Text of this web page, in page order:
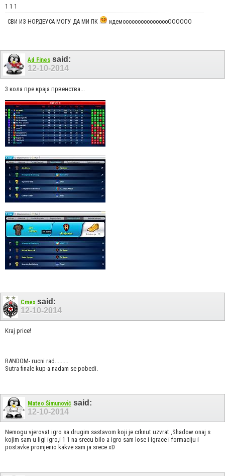
1 1 1
СВИ ИЗ НОРДЕУСА МОГУ ДА МИ ПК идемоооооооооооооооОООООО
Ad Fines said:
12-10-2014
3 кола пре краја првенства...
Cmexsaid:
12-10-2014
Kraj price!
RANDOM- rucni rad.........
Sutra finale kup-a nadam se pobedi.
Mateo Šimunović said:
12-10-2014
Nemogu vjerovat igro sa drugim sastavom koji je crknut uzvrat ,Shadow onaj s
kojim sam u ligi igro,i 1 1 na srecu bilo a igro sam lose i igrace i formaciju i
postavke promjenio kakve sam ja srece xD